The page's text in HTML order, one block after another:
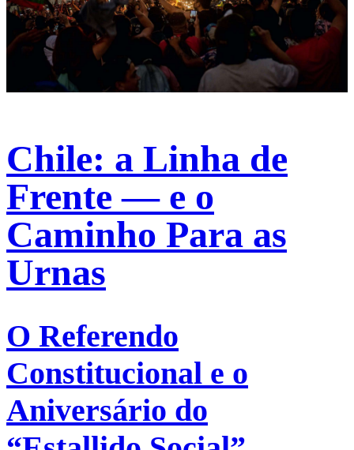
Chile: a Linha de
Frente — e o
Caminho Para as
Urnas
O Referendo
Constitucional e o
Aniversário do